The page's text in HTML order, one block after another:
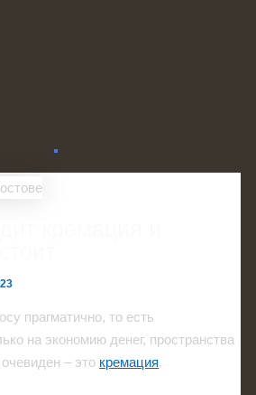
прагматично, то есть
на экономию денег, пространства
– это кремация.